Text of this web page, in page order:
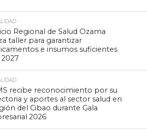
Regional de Salud Ozama
taller para garantizar
e insumos suficientes
recibe reconocimiento por su
y aportes al sector salud en
del Cibao durante Gala
2026